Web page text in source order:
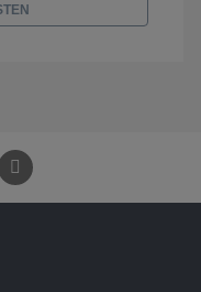
E-mail